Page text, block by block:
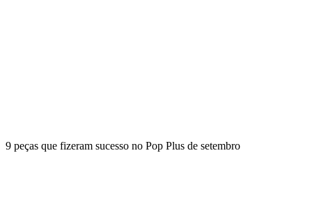
9 peças que fizeram sucesso no Pop Plus de setembro